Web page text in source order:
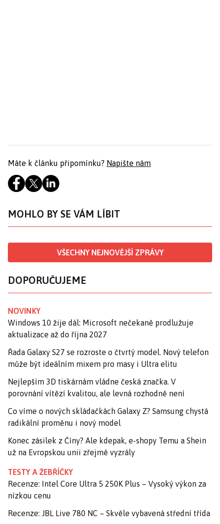
Máte k článku připomínku? Napište nám
MOHLO BY SE VÁM LÍBIT
VŠECHNY NEJNOVĚJŠÍ ZPRÁVY
DOPORUČUJEME
NOVINKY
Windows 10 žije dál: Microsoft nečekaně prodlužuje
aktualizace až do října 2027
Řada Galaxy S27 se rozroste o čtvrtý model. Nový telefon
může být ideálním mixem pro masy i Ultra elitu
Nejlepším 3D tiskárnám vládne česká značka. V
porovnání vítězí kvalitou, ale levná rozhodně není
Co víme o nových skládačkách Galaxy Z? Samsung chystá
radikální proměnu i nový model
Konec zásilek z Číny? Ale kdepak, e-shopy Temu a Shein
už na Evropskou unii zřejmě vyzrály
TESTY A ŽEBŘÍČKY
Recenze: Intel Core Ultra 5 250K Plus – Vysoký výkon za
nízkou cenu
Recenze: JBL Live 780 NC – Skvěle vybavená střední třída